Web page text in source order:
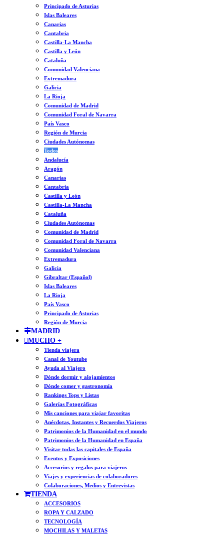
Principado de Asturias
Islas Baleares
Canarias
Cantabria
Castilla-La Mancha
Castilla y León
Cataluña
Comunidad Valenciana
Extremadura
Galicia
La Rioja
Comunidad de Madrid
Comunidad Foral de Navarra
País Vasco
Región de Murcia
Ciudades Autónomas
Todos
Andalucía
Aragón
Canarias
Cantabria
Castilla y León
Castilla-La Mancha
Cataluña
Ciudades Autónomas
Comunidad de Madrid
Comunidad Foral de Navarra
Comunidad Valenciana
Extremadura
Galicia
Gibraltar (Español)
Islas Baleares
La Rioja
País Vasco
Principado de Asturias
Región de Murcia
MADRID
MUCHO +
Tienda viajera
Canal de Youtube
Ayuda al Viajero
Dónde dormir y alojamientos
Dónde comer y gastronomía
Rankings Tops y Listas
Galerías Fotográficas
Mis canciones para viajar favoritas
Anécdotas, Instantes y Recuerdos Viajeros
Patrimonios de la Humanidad en el mundo
Patrimonios de la Humanidad en España
Visitar todas las capitales de España
Eventos y Exposiciones
Accesorios y regalos para viajeros
Viajes y experiencias de colaboradores
Colaboraciones, Medios y Entrevistas
TIENDA
ACCESORIOS
ROPA Y CALZADO
TECNOLOGÍA
MOCHILAS Y MALETAS